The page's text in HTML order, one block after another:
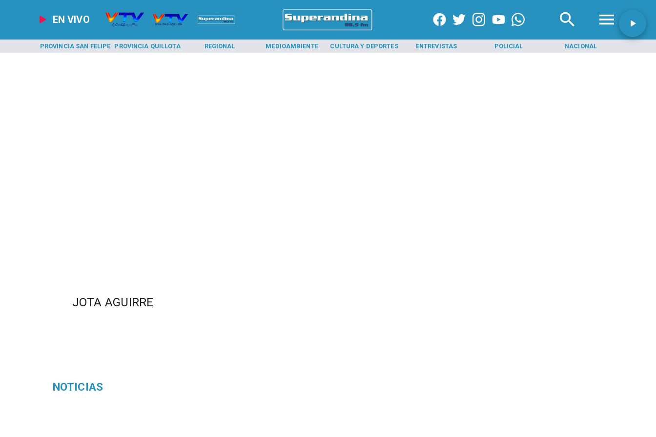
EN VIVO
PROVINCIA SAN FELIPE PROVINCIA QUILLOTA REGIONAL MEDIOAMBIENTE CULTURA Y DEPORTES ENTREVISTAS POLICIAL NACIONAL
JOTA AGUIRRE
NOTICIAS